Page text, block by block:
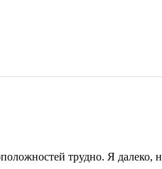
трудно. Я далеко,